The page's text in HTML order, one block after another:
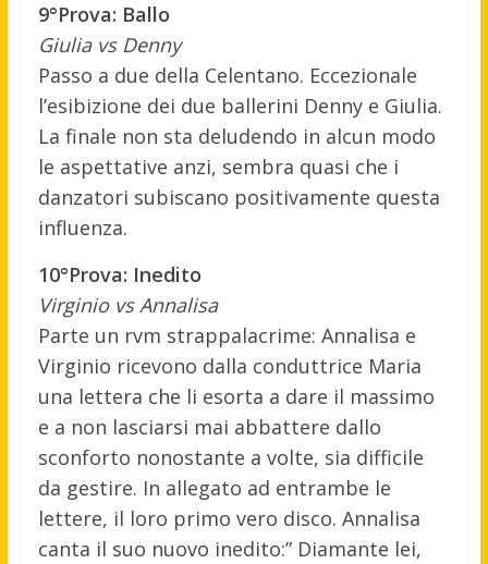
9°Prova: Ballo
Giulia vs Denny
Passo a due della Celentano. Eccezionale
l’esibizione dei due ballerini Denny e Giulia.
La finale non sta deludendo in alcun modo
le aspettative anzi, sembra quasi che i
danzatori subiscano positivamente questa
influenza.
10°Prova: Inedito
Virginio vs Annalisa
Parte un rvm strappalacrime: Annalisa e
Virginio ricevono dalla conduttrice Maria
una lettera che li esorta a dare il massimo
e a non lasciarsi mai abbattere dallo
sconforto nonostante a volte, sia difficile
da gestire. In allegato ad entrambe le
lettere, il loro primo vero disco. Annalisa
canta il suo nuovo inedito:” Diamante lei,